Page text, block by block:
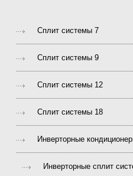
Сплит системы 7
Сплит системы 9
Сплит системы 12
Сплит системы 18
Инверторные
Инверторные сплит